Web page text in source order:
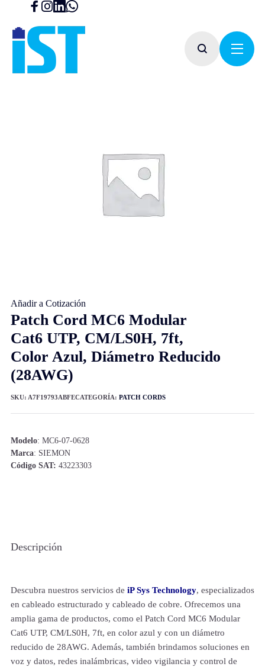
Patch Cord MC6 Modular
Cat6 UTP, CM/LS0H, 7ft,
Color Azul, Diámetro Reducido
(28AWG)
Modelo: MC6-07-0628
Marca: SIEMON
Código SAT: 43223303
Añadir a Cotización
SKU: A7F19793ABFECATEGORÍA: PATCH CORDS
Descripción
Descubra nuestros servicios de iP Sys Technology, especializados
en cableado estructurado y cableado de cobre. Ofrecemos una
amplia gama de productos, como el Patch Cord MC6 Modular
Cat6 UTP, CM/LS0H, 7ft, en color azul y con un diámetro
reducido de 28AWG. Además, también brindamos soluciones en
voz y datos, redes inalámbricas, video vigilancia y control de